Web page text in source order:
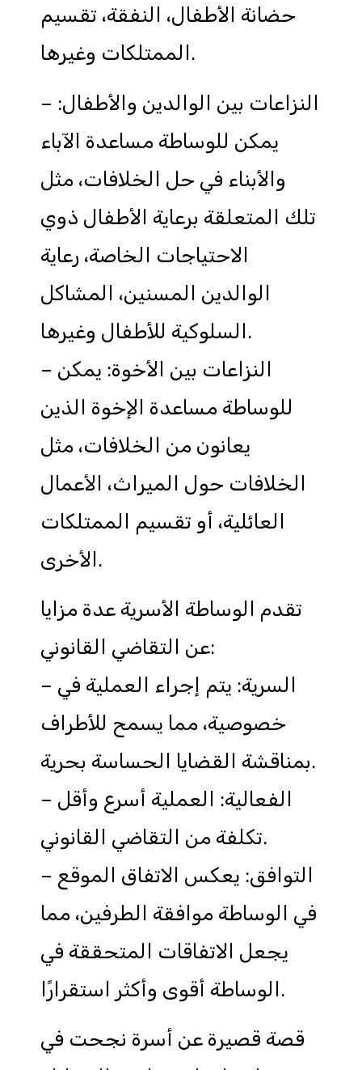
حضانة الأطفال، النفقة، تقسيم
الممتلكات وغيرها.
– النزاعات بين الوالدين والأطفال:
يمكن للوساطة مساعدة الآباء
والأبناء في حل الخلافات، مثل
تلك المتعلقة برعاية الأطفال ذوي
الاحتياجات الخاصة، رعاية
الوالدين المسنين، المشاكل
السلوكية للأطفال وغيرها.
– النزاعات بين الأخوة: يمكن
للوساطة مساعدة الإخوة الذين
يعانون من الخلافات، مثل
الخلافات حول الميراث، الأعمال
العائلية، أو تقسيم الممتلكات
الأخرى.
تقدم الوساطة الأسرية عدة مزايا
عن التقاضي القانوني:
– السرية: يتم إجراء العملية في
خصوصية، مما يسمح للأطراف
بمناقشة القضايا الحساسة بحرية.
– الفعالية: العملية أسرع وأقل
تكلفة من التقاضي القانوني.
– التوافق: يعكس الاتفاق الموقع
في الوساطة موافقة الطرفين، مما
يجعل الاتفاقات المتحققة في
الوساطة أقوى وأكثر استقرارًا.
قصة قصيرة عن أسرة نجحت في